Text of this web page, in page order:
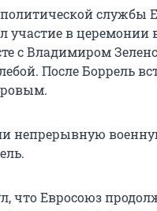
службы
участие в церемонии
с Владимиром
После Боррель
непрерывную
что Евросоюз